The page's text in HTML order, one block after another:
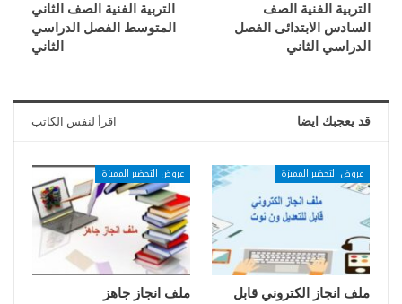
التربية الفنية الصف
السادس الابتدائى الفصل
الدراسي الثاني
التربية الفنية الصف الثاني
المتوسط الفصل الدراسي
الثاني
قد يعجبك ايضا اقرأ لنفس الكاتب
عروض التحضير المميزة
ملف انجاز الكتروني قابل
عروض التحضير المميزة
ملف انجاز جاهز